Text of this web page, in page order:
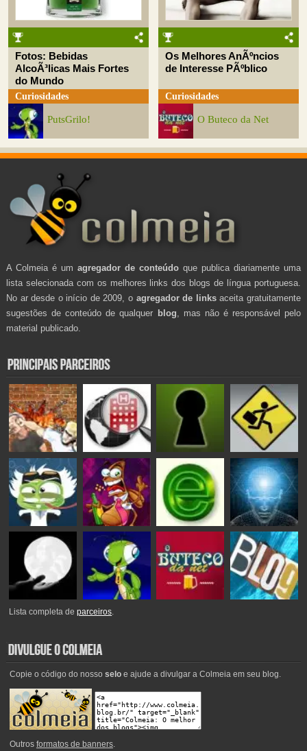
Fotos: Bebidas
AlcoÃ³licas Mais Fortes
do Mundo
Curiosidades
PutsGrilo!
Os Melhores AnÃºncios
de Interesse PÃºblico
Curiosidades
O Buteco da Net
A Colmeia é um agregador de conteúdo que publica diariamente uma
lista selecionada com os melhores links dos blogs de língua portuguesa.
No ar desde o início de 2009, o agregador de linksaceita gratuitamente
sugestões de conteúdo de qualquer blog , mas não é responsável pelo
material publicado.
Lista completa deparceiros.
Copie o código do nosso seloe ajude a divulgar a Colmeia em seu blog.
Outros formatos de banners.